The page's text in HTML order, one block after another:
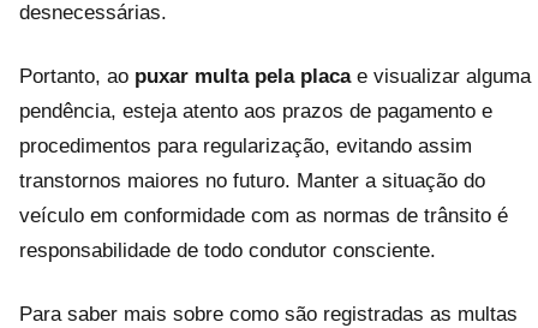
desnecessárias.
Portanto, ao puxar multa pela placae visualizar alguma
pendência, esteja atento aos prazos de pagamento e
procedimentos para regularização, evitando assim
transtornos maiores no futuro. Manter a situação do
veículo em conformidade com as normas de trânsito é
responsabilidade de todo condutor consciente.
Para saber mais sobre como são registradas as multas